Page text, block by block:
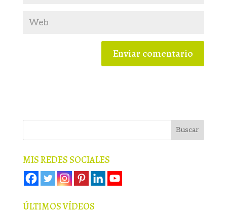
MIS REDES SOCIALES
ÚLTIMOS VÍDEOS